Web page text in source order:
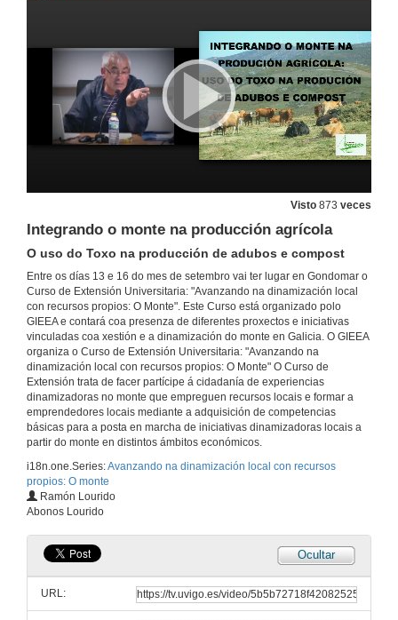
Visto 873 veces
Integrando o monte na producción agrícola
O uso do Toxo na producción de adubos e compost
Entre os días 13 e 16 do mes de setembro vai ter lugar en Gondomar o
Curso de Extensión Universitaria: "Avanzando na dinamización local
con recursos propios: O Monte". Este Curso está organizado polo
GIEEA e contará coa presenza de diferentes proxectos e iniciativas
vinculadas coa xestión e a dinamización do monte en Galicia. O GIEEA
organiza o Curso de Extensión Universitaria: "Avanzando na
dinamización local con recursos propios: O Monte" O Curso de
Extensión trata de facer partícipe á cidadanía de experiencias
dinamizadoras no monte que empreguen recursos locais e formar a
emprendedores locais mediante a adquisición de competencias
básicas para a posta en marcha de iniciativas dinamizadoras locais a
partir do monte en distintos ámbitos económicos.
i18n.one.Series:Avanzando na dinamización local con recursos
propios: O monte
Ramón Lourido
Abonos Lourido
Ocultar
URL:
O monte en Galicia
13 de set. de 2016
O monte en Galicia
Rolda de Preguntas
13 de set. de 2016
SCG TresPes
13 de set. de 2016
Unha oportunidade para a obtención de bioenerxía
13 de set. de 2016